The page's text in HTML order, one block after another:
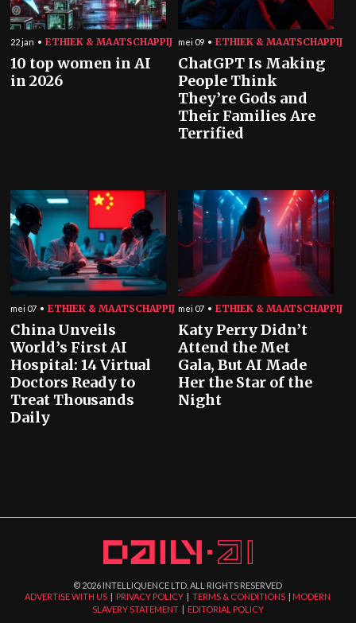
22 jan ETHIEK & MAATSCHAPPIJ
10 top women in AI
in 2026
mei 09 ETHIEK & MAATSCHAPPIJ
ChatGPT Is Making
People Think
They’re Gods and
Their Families Are
Terrified
mei 07 ETHIEK & MAATSCHAPPIJ
China Unveils
World’s First AI
Hospital: 14 Virtual
Doctors Ready to
Treat Thousands
Daily
mei 07 ETHIEK & MAATSCHAPPIJ
Katy Perry Didn’t
Attend the Met
Gala, But AI Made
Her the Star of the
Night
© 2026 INTELLIQUENCE LTD. ALL RIGHTS RESERVED
ADVERTISE WITH US | PRIVACY POLICY |TERMS & CONDITIONS | MODERN
SLAVERY STATEMENT| EDITORIAL POLICY